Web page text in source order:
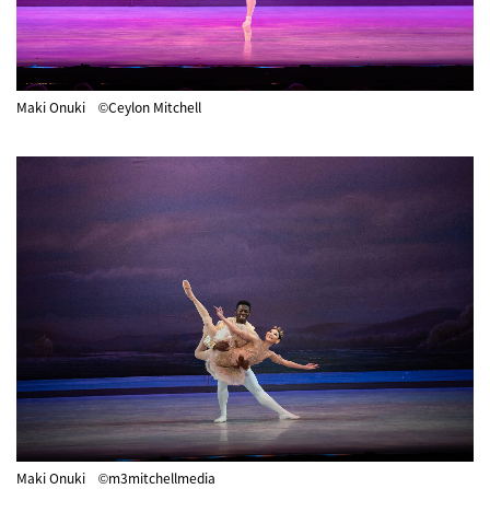
Maki Onuki ©Ceylon Mitchell
Maki Onuki ©m3mitchellmedia